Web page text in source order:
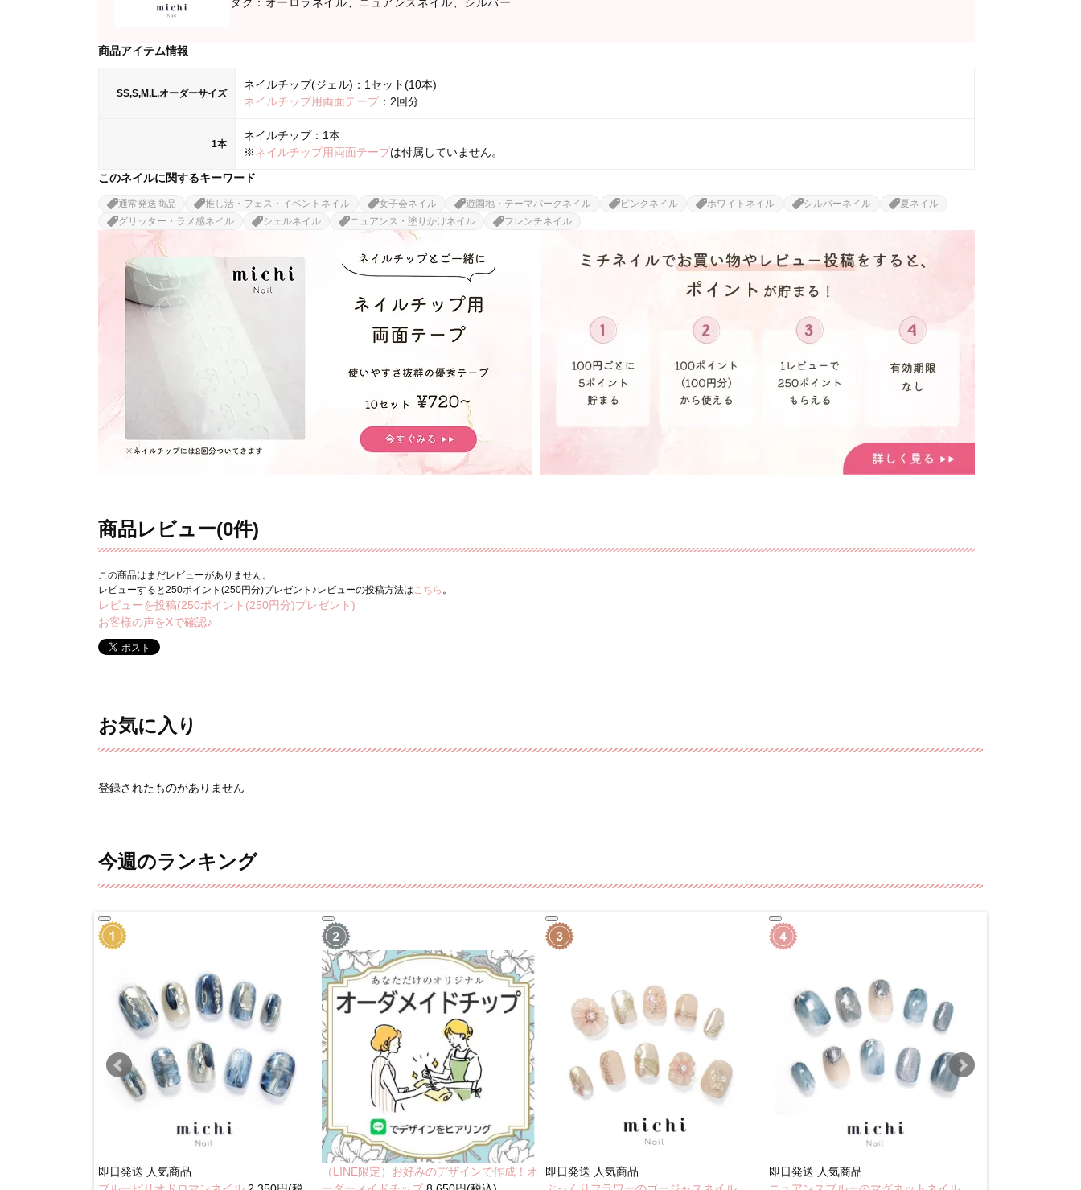
商品アイテム情報
SS,S,M,L,オーダーサイズ
ネイルチップ(ジェル)：1セット(10本)
ネイルチップ用両面テープ：2回分
1本
ネイルチップ：1本
※ネイルチップ用両面テープは付属していません。
このネイルに関するキーワード
通常発送商品 推し活・フェス・イベントネイル 女子会ネイル 遊園地・テーマパークネイル ピンクネイル ホワイトネイル シルバーネイル
夏ネイル
グリッター・ラメ感ネイル
シェルネイル ニュアンス・塗りかけネイル フレンチネイル
商品レビュー(0件)
この商品はまだレビューがありません。
レビューすると250ポイント(250円分)プレゼント♪レビューの投稿方法は こちら 。
レビューを投稿(250ポイント(250円分)プレゼント)
お客様の声をXで確認♪
お気に入り
登録されたものがありません
今週のランキング
即日発送 人気商品
（LINE限定）お好みのデザインで作成！オ
即日発送 人気商品
即日発送 人気商品